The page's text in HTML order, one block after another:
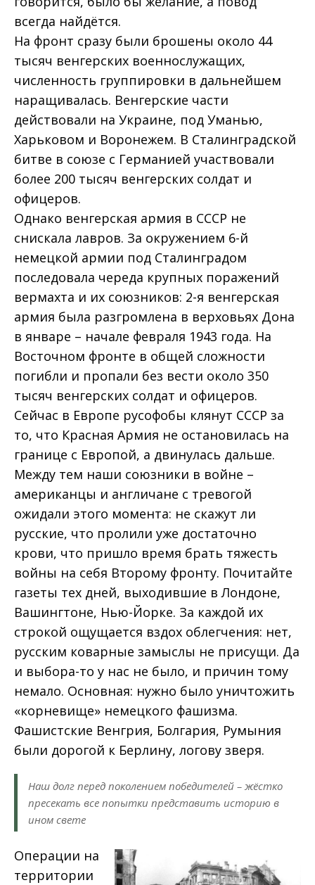
всегда найдётся.
На фронт сразу были брошены около 44
тысяч венгерских военнослужащих,
численность группировки в дальнейшем
наращивалась. Венгерские части
действовали на Украине, под Уманью,
Харьковом и Воронежем. В Сталинградской
битве в союзе с Германией участвовали
более 200 тысяч венгерских солдат и
офицеров.
Однако венгерская армия в СССР не
снискала лавров. За окружением 6-й
немецкой армии под Сталинградом
последовала череда крупных поражений
вермахта и их союзников: 2-я венгерская
армия была разгромлена в верховьях Дона
в январе – начале февраля 1943 года. На
Восточном фронте в общей сложности
погибли и пропали без вести около 350
тысяч венгерских солдат и офицеров.
Сейчас в Европе русофобы клянут СССР за
то, что Красная Армия не остановилась на
границе с Европой, а двинулась дальше.
Между тем наши союзники в войне –
американцы и англичане с тревогой
ожидали этого момента: не скажут ли
русские, что пролили уже достаточно
крови, что пришло время брать тяжесть
войны на себя Второму фронту. Почитайте
газеты тех дней, выходившие в Лондоне,
Вашингтоне, Нью-Йорке. За каждой их
строкой ощущается вздох облегчения: нет,
русским коварные замыслы не присущи. Да
и выбора-то у нас не было, и причин тому
немало. Основная: нужно было уничтожить
«корневище» немецкого фашизма.
Фашистские Венгрия, Болгария, Румыния
были дорогой к Берлину, логову зверя.
Наш долг перед поколением победителей – жёстко
пресекать все попытки представить историю в
ином свете
Операции на
территории